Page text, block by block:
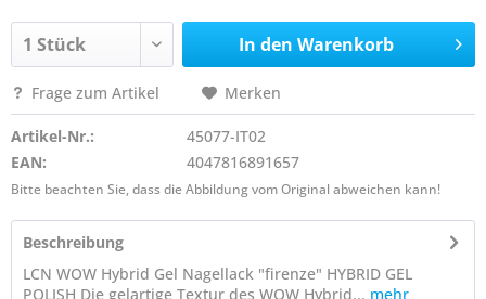
In den Warenkorb
Frage zum Artikel Merken
Artikel-Nr.:
45077-IT02
EAN:
4047816891657
Bitte beachten Sie, dass die Abbildung vom Original abweichen kann!
Beschreibung
LCN WOW Hybrid Gel Nagellack "firenze" HYBRID GEL
POLISH Die gelartige Textur des WOW Hybrid... mehr